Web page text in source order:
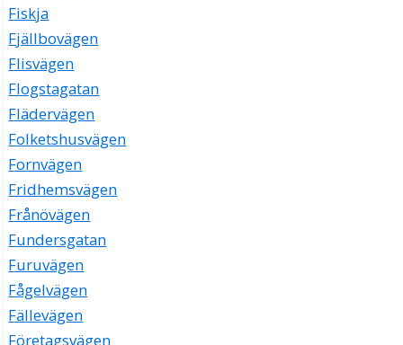
Fiskja
Fjällbovägen
Flisvägen
Flogstagatan
Flädervägen
Folketshusvägen
Fornvägen
Fridhemsvägen
Frånövägen
Fundersgatan
Furuvägen
Fågelvägen
Fällevägen
Företagsvägen